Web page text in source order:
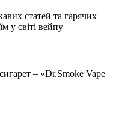
статей та гарячих
у світі вейпу
– «Dr.Smoke Vape